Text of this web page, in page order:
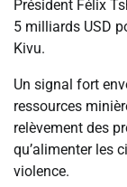
Président Félix
5 milliards USD
Kivu.
Un signal fort
ressources
relèvement des
qu’alimenter les
violence.